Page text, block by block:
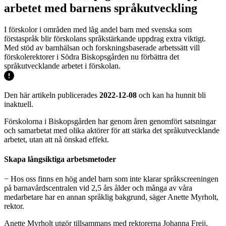
arbetet med barnens språkutveckling
I förskolor i områden med låg andel barn med svenska som
förstaspråk blir förskolans språkstärkande uppdrag extra viktigt.
Med stöd av barnhälsan och forskningsbaserade arbetssätt vill
förskolerektorer i Södra Biskopsgården nu förbättra det
språkutvecklande arbetet i förskolan.
Den här artikeln publicerades 2022-12-08 och kan ha hunnit bli
inaktuell.
Förskolorna i Biskopsgården har genom åren genomfört satsningar
och samarbetat med olika aktörer för att stärka det språkutvecklande
arbetet, utan att nå önskad effekt.
Skapa långsiktiga arbetsmetoder
− Hos oss finns en hög andel barn som inte klarar språkscreeningen
på barnavårdscentralen vid 2,5 års ålder och många av våra
medarbetare har en annan språklig bakgrund, säger Anette Myrholt,
rektor.
Anette Myrholt utgör tillsammans med rektorerna Johanna Freij,